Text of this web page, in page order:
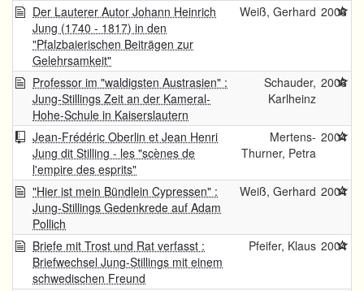
Der Lauterer Autor Johann Heinrich
Jung (1740 - 1817) in den
"Pfalzbaierischen Beiträgen zur
Gelehrsamkeit"
Weiß, Gerhard 2006
Professor im "waldigsten Austrasien" :
Jung-Stillings Zeit an der Kameral-
Hohe-Schule in Kaiserslautern
Schauder,
Karlheinz
2006
Jean-Frédéric Oberlin et Jean Henri
Jung dit Stilling - les "scènes de
l'empire des esprits"
Mertens-
Thurner, Petra
2004
"Hier ist mein Bündlein Cypressen" :
Jung-Stillings Gedenkrede auf Adam
Pollich
Weiß, Gerhard 2004
Briefe mit Trost und Rat verfasst :
Briefwechsel Jung-Stillings mit einem
schwedischen Freund
Pfeifer, Klaus 2004